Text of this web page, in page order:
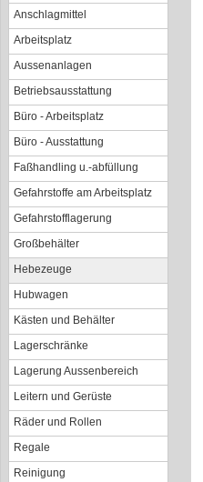
Anschlagmittel
Arbeitsplatz
Aussenanlagen
Betriebsausstattung
Büro - Arbeitsplatz
Büro - Ausstattung
Faßhandling u.-abfüllung
Gefahrstoffe am Arbeitsplatz
Gefahrstofflagerung
Großbehälter
Hebezeuge
Hubwagen
Kästen und Behälter
Lagerschränke
Lagerung Aussenbereich
Leitern und Gerüste
Räder und Rollen
Regale
Reinigung